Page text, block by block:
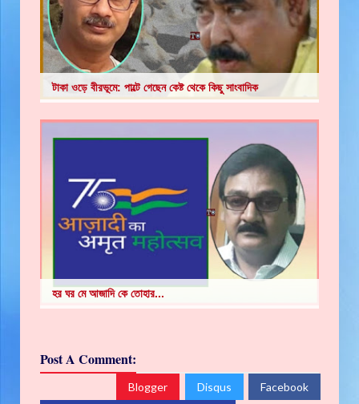
টাকা ওড়ে বীরভূমে: পাল্টে গেছেন কেষ্ট থেকে কিছু সাংবাদিক
হর ঘর মে আজাদি কে তোহার...
Post A Comment:
Blogger Disqus Facebook